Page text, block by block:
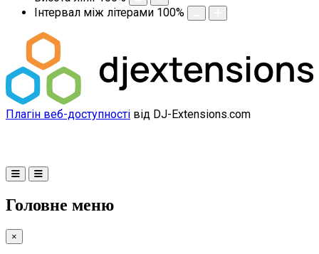
Інтервал між літерами 100%
Плагін веб-доступності від DJ-Extensions.com
Головне меню
×